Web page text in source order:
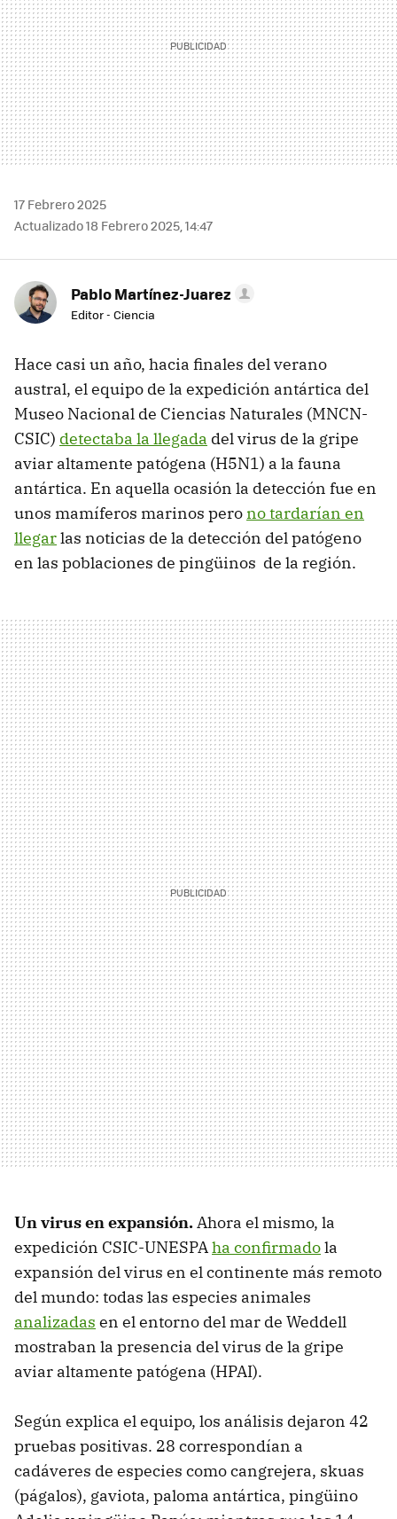
17 Febrero 2025
Actualizado 18 Febrero 2025, 14:47
Pablo Martínez-Juarez
Editor - Ciencia
Hace casi un año, hacia finales del verano
austral, el equipo de la expedición antártica del
Museo Nacional de Ciencias Naturales (MNCN-
CSIC) detectaba la llegada del virus de la gripe
aviar altamente patógena (H5N1) a la fauna
antártica. En aquella ocasión la detección fue en
unos mamíferos marinos perono tardarían en
llegarlas noticias de la detección del patógeno
en las poblaciones de pingüinos de la región.
Un virus en expansión.Ahora el mismo, la
expedición CSIC-UNESPAha confirmadola
expansión del virus en el continente más remoto
del mundo: todas las especies animales
analizadas en el entorno del mar de Weddell
mostraban la presencia del virus de la gripe
aviar altamente patógena (HPAI).
Según explica el equipo, los análisis dejaron 42
pruebas positivas. 28 correspondían a
cadáveres de especies como cangrejera, skuas
(págalos), gaviota, paloma antártica, pingüino